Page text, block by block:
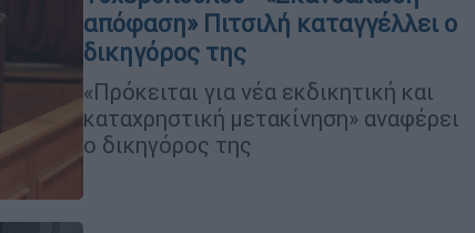
απόφαση» Πιτσιλή καταγγέλλει ο
δικηγόρος της
«Πρόκειται για νέα εκδικητική και
καταχρηστική μετακίνηση» αναφέρει
ο δικηγόρος της